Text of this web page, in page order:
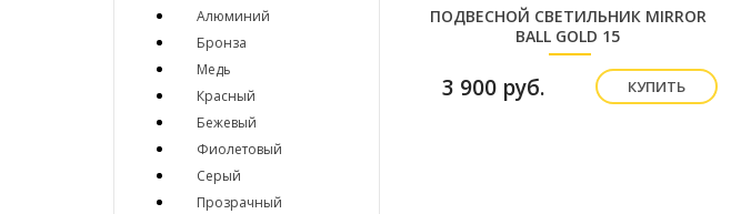
Алюминий
Бронза
Медь
Красный
Бежевый
Фиолетовый
Серый
Прозрачный
ПОДВЕСНОЙ СВЕТИЛЬНИК MIRROR
BALL GOLD 15
3 900 руб. КУПИТЬ